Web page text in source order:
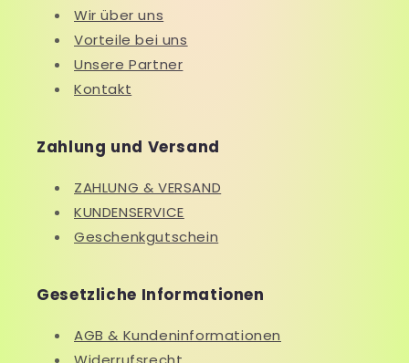
Wir über uns
Vorteile bei uns
Unsere Partner
Kontakt
Zahlung und Versand
ZAHLUNG & VERSAND
KUNDENSERVICE
Geschenkgutschein
Gesetzliche Informationen
AGB & Kundeninformationen